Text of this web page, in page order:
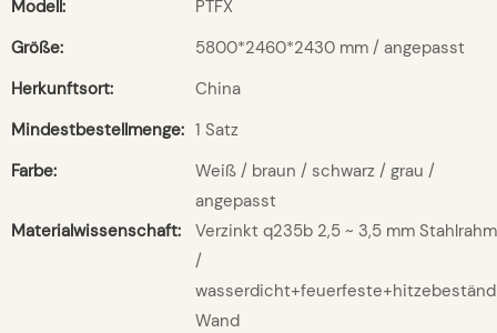
Modell:
PTFX
Größe:
5800*2460*2430 mm / angepasst
Herkunftsort:
China
Mindestbestellmenge: 1 Satz
Farbe:
Weiß / braun / schwarz / grau /
angepasst
Materialwissenschaft:
Verzinkt q235b 2,5 ~ 3,5 mm
/
Wand